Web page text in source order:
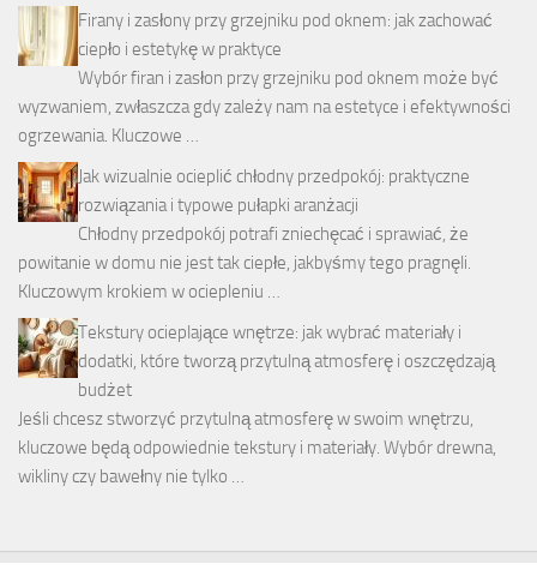
Firany i zasłony przy grzejniku pod oknem: jak zachować
ciepło i estetykę w praktyce
Wybór firan i zasłon przy grzejniku pod oknem może być
wyzwaniem, zwłaszcza gdy zależy nam na estetyce i efektywności
ogrzewania. Kluczowe …
Jak wizualnie ocieplić chłodny przedpokój: praktyczne
rozwiązania i typowe pułapki aranżacji
Chłodny przedpokój potrafi zniechęcać i sprawiać, że
powitanie w domu nie jest tak ciepłe, jakbyśmy tego pragnęli.
Kluczowym krokiem w ociepleniu …
Tekstury ocieplające wnętrze: jak wybrać materiały i
dodatki, które tworzą przytulną atmosferę i oszczędzają
budżet
Jeśli chcesz stworzyć przytulną atmosferę w swoim wnętrzu,
kluczowe będą odpowiednie tekstury i materiały. Wybór drewna,
wikliny czy bawełny nie tylko …